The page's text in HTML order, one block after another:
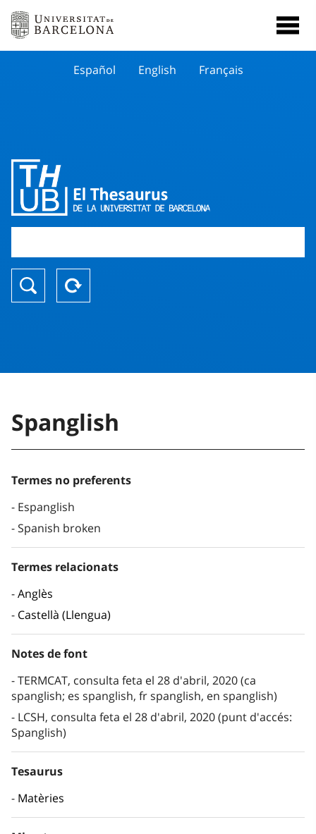
Español English Français
Spanglish
Termes no preferents
Espanglish
Spanish broken
Termes relacionats
Anglès
Castellà (Llengua)
Notes de font
TERMCAT, consulta feta el 28 d'abril, 2020 (ca
spanglish; es spanglish, fr spanglish, en spanglish)
LCSH, consulta feta el 28 d'abril, 2020 (punt d'accés:
Spanglish)
Tesaurus
Matèries